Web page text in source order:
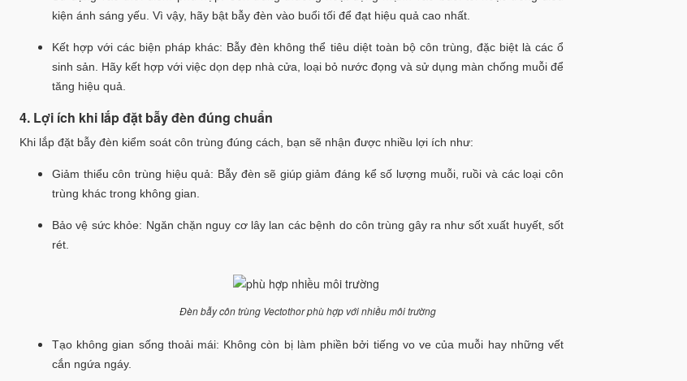
kiện ánh sáng yếu. Vì vậy, hãy bật bẫy đèn vào buổi tối để đạt hiệu quả cao nhất.
Kết hợp với các biện pháp khác: Bẫy đèn không thể tiêu diệt toàn bộ côn trùng, đặc biệt là các ổ
sinh sản. Hãy kết hợp với việc dọn dẹp nhà cửa, loại bỏ nước đọng và sử dụng màn chống muỗi để
tăng hiệu quả.
4. Lợi ích khi lắp đặt bẫy đèn đúng chuẩn
Khi lắp đặt bẫy đèn kiểm soát côn trùng đúng cách, bạn sẽ nhận được nhiều lợi ích như:
Giảm thiểu côn trùng hiệu quả: Bẫy đèn sẽ giúp giảm đáng kể số lượng muỗi, ruồi và các loại côn
trùng khác trong không gian.
Bảo vệ sức khỏe: Ngăn chặn nguy cơ lây lan các bệnh do côn trùng gây ra như sốt xuất huyết, sốt
rét.
Đèn bẫy côn trùng Vectothor phù hợp với nhiều môi trường
Tạo không gian sống thoải mái: Không còn bị làm phiền bởi tiếng vo ve của muỗi hay những vết
cắn ngứa ngáy.